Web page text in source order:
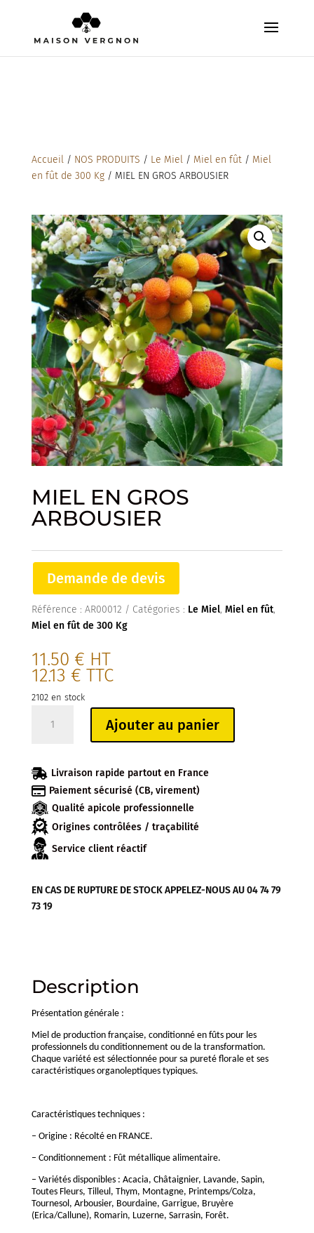
Accueil/ NOS PRODUITS / Le Miel/ Miel en fût/ Miel
en fût de 300 Kg/ MIEL EN GROS ARBOUSIER
MIEL EN GROS
ARBOUSIER
Demande de devis
Référence : AR00012 Catégories : Le Miel, Miel en fût,
Miel en fût de 300 Kg
11.50 € HT
12.13 € TTC
2102 en stock
GROS
ARBOUSIER
Ajouter au panier
 Livraison rapide partout en France
 Paiement sécurisé (CB, virement)
Qualité apicole professionnelle
Origines contrôlées / traçabilité
Service client réactif
EN CAS DE RUPTURE DE STOCK APPELEZ-NOUS AU 04 74 79
73 19
Description
Présentation générale :
Miel de production française, conditionné en fûts pour les
professionnels du conditionnement ou de la transformation.
Chaque variété est sélectionnée pour sa pureté florale et ses
caractéristiques organoleptiques typiques.
Caractéristiques techniques :
– Origine : Récolté en FRANCE.
– Conditionnement : Fût métallique alimentaire.
– Variétés disponibles : Acacia, Châtaignier, Lavande, Sapin,
Toutes Fleurs, Tilleul, Thym, Montagne, Printemps/Colza,
Tournesol, Arbousier, Bourdaine, Garrigue, Bruyère
(Erica/Callune), Romarin, Luzerne, Sarrasin, Forêt.